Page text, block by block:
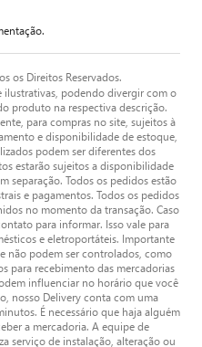
os Direitos Reservados.
podendo divergir com o
produto na respectiva descrição.
para compras no site, sujeitos à
e disponibilidade de estoque,
podem ser diferentes dos
estarão sujeitos a disponibilidade
separação. Todos os pedidos estão
e pagamentos. Todos os pedidos
no momento da transação. Caso
para informar. Isso vale para
e eletroportáteis. Importante
não podem ser controlados, como
para recebimento das mercadorias
influenciar no horário que você
nosso Delivery conta com uma
É necessário que haja alguém
a mercadoria. A equipe de
serviço de instalação, alteração ou